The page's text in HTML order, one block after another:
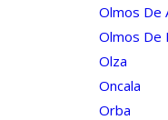
Olmos De
Olmos De
Olza
Oncala
Orba